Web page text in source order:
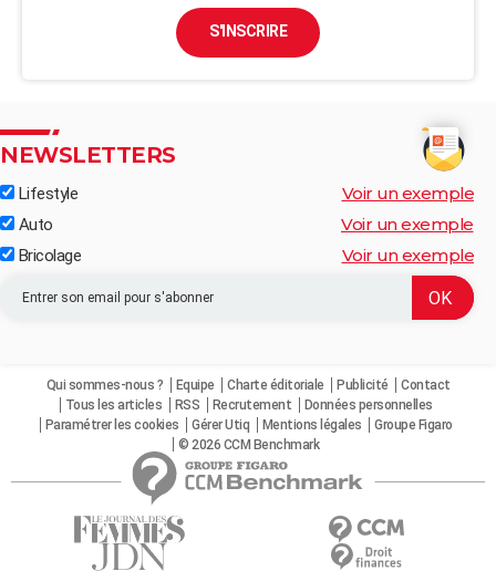
S'INSCRIRE
NEWSLETTERS
Lifestyle Voir un exemple
Auto Voir un exemple
Bricolage Voir un exemple
Qui sommes-nous ? Equipe Charte éditoriale Publicité
Contact
Tous les articles
RSS Recrutement
Données personnelles
Paramétrer les cookies
Gérer Utiq Mentions légales
Groupe Figaro
© 2026 CCM Benchmark